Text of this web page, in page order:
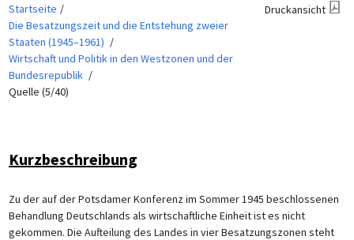
Startseite
Die Besatzungszeit und die Entstehung zweier
Staaten (1945–1961)
Wirtschaft und Politik in den Westzonen und der
Bundesrepublik
Quelle (5/40)
Druckansicht
Kurzbeschreibung
Zu der auf der Potsdamer Konferenz im Sommer 1945 beschlossenen
Behandlung Deutschlands als wirtschaftliche Einheit ist es nicht
gekommen. Die Aufteilung des Landes in vier Besatzungszonen steht